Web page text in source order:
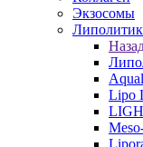
Экзосомы
Lipo